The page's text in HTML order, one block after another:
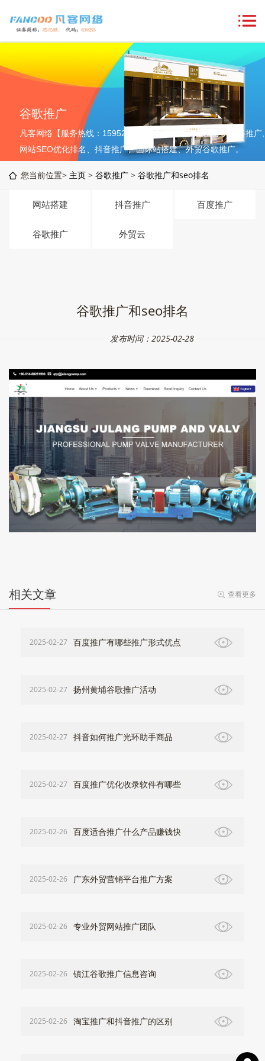
谷歌推广
凡客网络【服务热线：15952764576】致力于为企业提供网络推广,
网站SEO优化排名、抖音推广、国际站搭建、外贸谷歌推广。
您当前位置> 主页 > 谷歌推广 > 谷歌推广和seo排名
网站搭建 抖音推广 百度推广
谷歌推广 外贸云
谷歌推广和seo排名
发布时间：2025-02-28
相关文章 查看更多
2025-02-27 百度推广有哪些推广形式优点
2025-02-27 扬州黄埔谷歌推广活动
2025-02-27 抖音如何推广光环助手商品
2025-02-27 百度推广优化收录软件有哪些
2025-02-26 百度适合推广什么产品赚钱快
2025-02-26 广东外贸营销平台推广方案
2025-02-26 专业外贸网站推广团队
2025-02-26 镇江谷歌推广信息咨询
2025-02-26 淘宝推广和抖音推广的区别